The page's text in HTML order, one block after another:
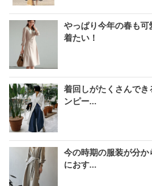
やっぱり今年の春も
着たい！
着回しがたくさんで
ンピー...
今の時期の服装が分
におす...